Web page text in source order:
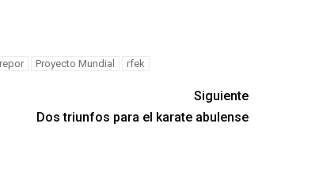
Proyecto Mundial rfek
Siguiente
Dos triunfos para el karate abulense